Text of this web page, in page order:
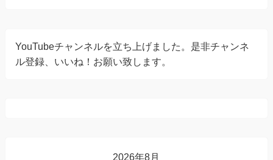
YouTubeチャンネルを立ち上げました。是非チャンネ
ル登録、いいね！お願い致します。
2026年8月